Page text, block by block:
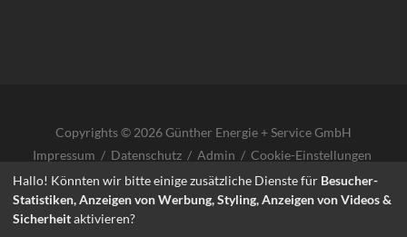
Copyrights © 2026 Günther Energie + Service GmbH
Impressum / Datenschutz / Admin / Cookie-Einstellungen
Hallo! Könnten wir bitte einige zusätzliche Dienste für Besucher-
Statistiken, Anzeigen von Werbung, Styling, Anzeigen von Videos &
Sicherheitaktivieren?